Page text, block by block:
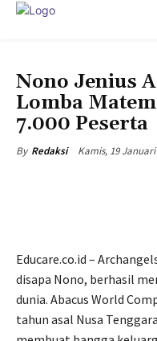
Nono Jenius
Lomba
7.000 Peserta
By Redaksi Kamis, 19 Januari
Educare.co.id –
disapa Nono, berhasil
dunia. Abacus World
tahun asal Nusa